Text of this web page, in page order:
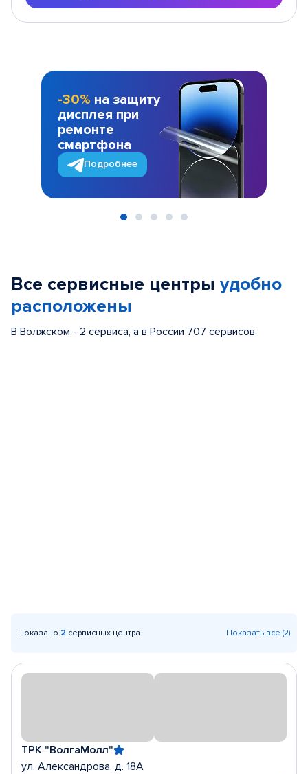
-30% на защиту
дисплея при
ремонте
смартфона
Подробнее
Все сервисные центры удобно
расположены
В Волжском - 2 сервиса, а в России 707 сервисов
Показано 2 сервисных центра Показать все (2)
ТРК "ВолгаМолл"
ул. Александрова, д. 18А